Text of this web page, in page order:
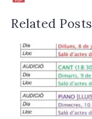
Related Posts